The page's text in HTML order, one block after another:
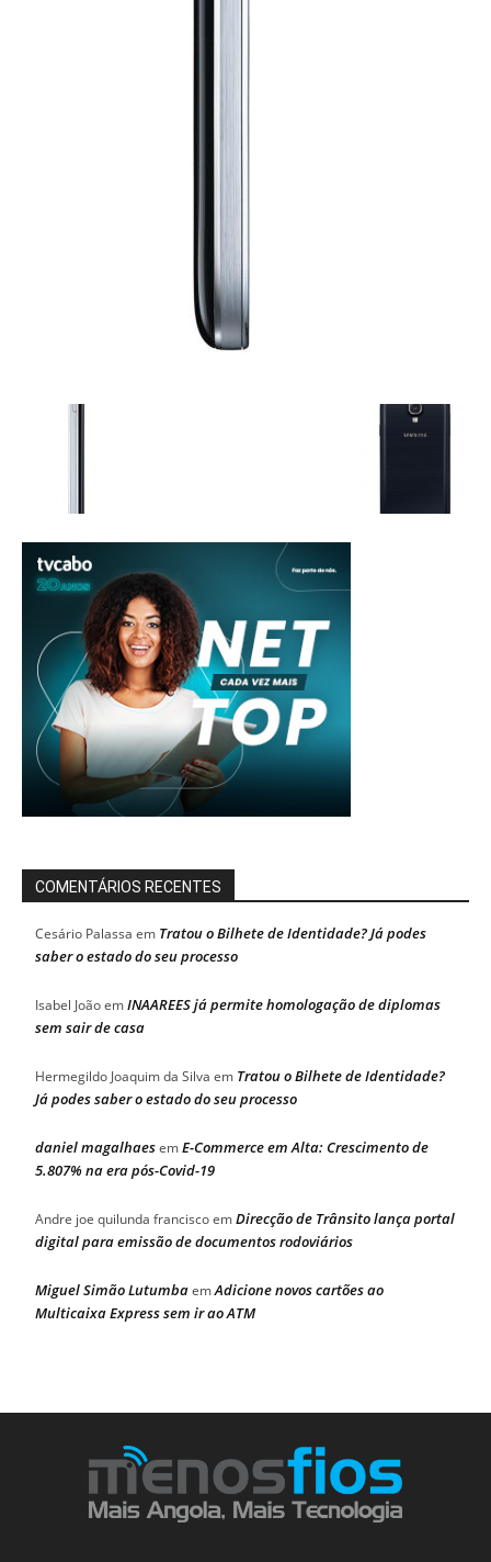
COMENTÁRIOS RECENTES
Cesário Palassa em Tratou o Bilhete de Identidade? Já podes
saber o estado do seu processo
Isabel JoãoemINAAREES já permite homologação de diplomas
sem sair de casa
Hermegildo Joaquim da Silva em Tratou o Bilhete de Identidade?
Já podes saber o estado do seu processo
daniel magalhaesemE-Commerce em Alta: Crescimento de
5.807% na era pós-Covid-19
Andre joe quilunda franciscoemDirecção de Trânsito lança portal
digital para emissão de documentos rodoviários
Miguel Simão LutumbaemAdicione novos cartões ao
Multicaixa Express sem ir ao ATM